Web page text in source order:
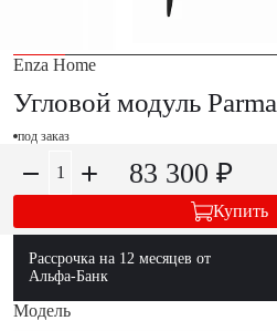
Enza Home
Угловой модуль Parma
под заказ
83 300 ₽
Купить
Рассрочка на 12 месяцев от
Альфа-Банк
Модель